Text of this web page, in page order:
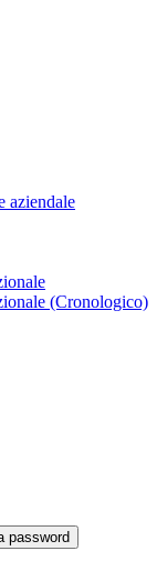
aziendale
(Cronologico)
password